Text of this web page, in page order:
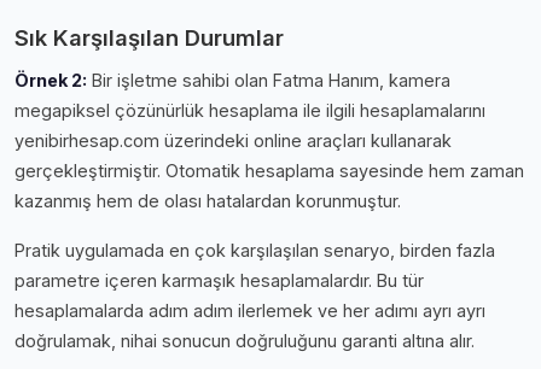
Sık Karşılaşılan Durumlar
Örnek 2: Bir işletme sahibi olan Fatma Hanım, kamera
megapiksel çözünürlük hesaplama ile ilgili hesaplamalarını
yenibirhesap.com üzerindeki online araçları kullanarak
gerçekleştirmiştir. Otomatik hesaplama sayesinde hem zaman
kazanmış hem de olası hatalardan korunmuştur.
Pratik uygulamada en çok karşılaşılan senaryo, birden fazla
parametre içeren karmaşık hesaplamalardır. Bu tür
hesaplamalarda adım adım ilerlemek ve her adımı ayrı ayrı
doğrulamak, nihai sonucun doğruluğunu garanti altına alır.